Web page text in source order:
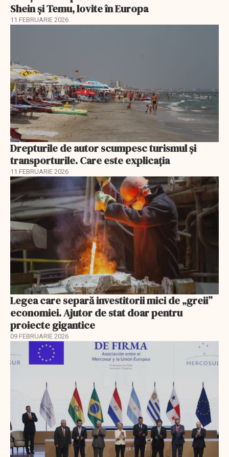
Shein și Temu, lovite în Europa
11 FEBRUARIE 2026
Drepturile de autor scumpesc turismul și
transporturile. Care este explicația
11 FEBRUARIE 2026
Legea care separă investitorii mici de „greii”
economiei. Ajutor de stat doar pentru
proiecte gigantice
09 FEBRUARIE 2026